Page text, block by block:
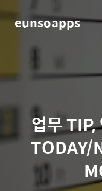
eunsoapps
업무
TODAY/